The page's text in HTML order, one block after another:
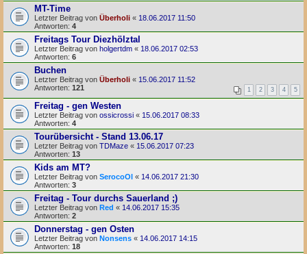
MT-Time
Letzter Beitrag von Überholi « 18.06.2017 11:50
Antworten: 4
Freitags Tour Diezhölztal
Letzter Beitrag von holgertdm « 18.06.2017 02:53
Antworten: 6
Buchen
Letzter Beitrag von Überholi « 15.06.2017 11:52
Antworten: 121 1 2 3 4 5
Freitag - gen Westen
Letzter Beitrag von ossicrossi « 15.06.2017 08:33
Antworten: 4
Tourübersicht - Stand 13.06.17
Letzter Beitrag von TDMaze « 15.06.2017 07:23
Antworten: 13
Kids am MT?
Letzter Beitrag von SerocoOl « 14.06.2017 21:30
Antworten: 3
Freitag - Tour durchs Sauerland ;)
Letzter Beitrag von Red « 14.06.2017 15:35
Antworten: 2
Donnerstag - gen Osten
Letzter Beitrag von Nonsens « 14.06.2017 14:15
Antworten: 18